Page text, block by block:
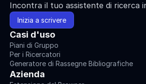
Incontra il tuo assistente di ricerca
Inizia a scrivere
Casi d'uso
Piani di Gruppo
Per i Ricercatori
Generatore di Rassegne Bibliografiche
Azienda